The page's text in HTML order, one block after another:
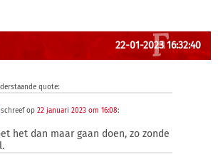
22-01-2023 16:32:40
quote:
schreef op 22 januari 2023 om 16:08:
het dan maar gaan doen, zo zonde